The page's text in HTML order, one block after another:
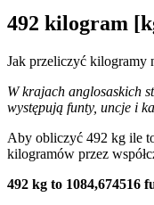
492 kilogram
Jak przeliczyć kilogramy
W krajach anglosaskich
występują funty, uncje i
Aby obliczyć 492 kg ile
kilogramów przez
492 kg to 1084,674516